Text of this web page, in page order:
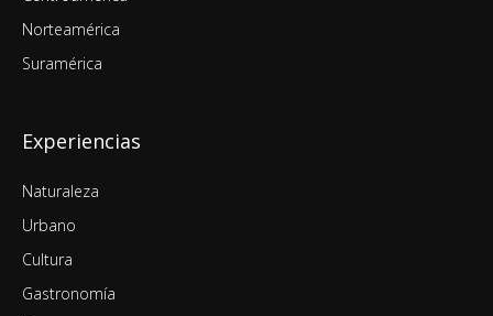
Norteamérica
Suramérica
Experiencias
Naturaleza
Urbano
Cultura
Gastronomía